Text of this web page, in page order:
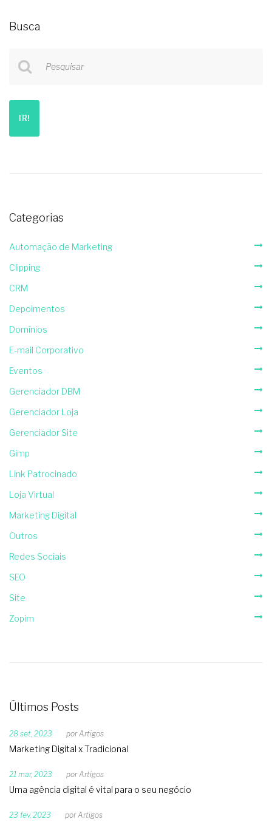
Busca
Pesquisar
IR!
Categorias
Automação de Marketing
Clipping
CRM
Depoimentos
Domínios
E-mail Corporativo
Eventos
Gerenciador DBM
Gerenciador Loja
Gerenciador Site
Gimp
Link Patrocinado
Loja Virtual
Marketing Digital
Outros
Redes Sociais
SEO
Site
Zopim
Últimos Posts
28 set, 2023 porArtigos
Marketing Digital x Tradicional
21 mar, 2023 porArtigos
Uma agência digital é vital para o seu negócio
23 fev, 2023 porArtigos